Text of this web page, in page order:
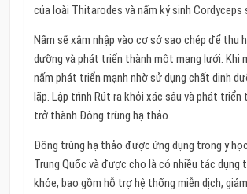
của loài Thitarodes và nấm ký sinh Cordyceps
Nấm sẽ xâm nhập vào cơ sở sao chép để thu
dưỡng và phát triển thành một mạng lưới. Khi
nấm phát triển mạnh nhờ sử dụng chất dinh
lặp. Lập trình Rút ra khỏi xác sâu và phát
trở thành Đông trùng hạ thảo.
Đông trùng hạ thảo được ứng dụng trong y
Trung Quốc và được cho là có nhiều tác dụng
khỏe, bao gồm hỗ trợ hệ thống miễn dịch,